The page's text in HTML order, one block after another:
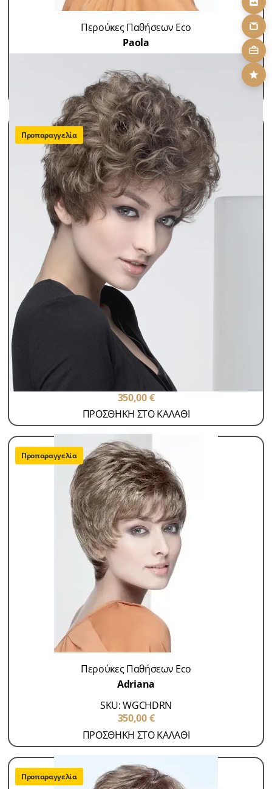
Περούκες Παθήσεων Eco
Paola
350,00€
ΠΡΟΣΘΗΚΗ ΣΤΟ ΚΑΛΑΘΙ
Περούκες Παθήσεων Eco
Sabina
Προπαραγγελία
SKU: WGCHPL-1
350,00€
ΠΡΟΣΘΗΚΗ ΣΤΟ ΚΑΛΑΘΙ
Περούκες Παθήσεων Eco
Adriana
Προπαραγγελία
SKU: WGCHDRN
350,00€
ΠΡΟΣΘΗΚΗ ΣΤΟ ΚΑΛΑΘΙ
Προπαραγγελία